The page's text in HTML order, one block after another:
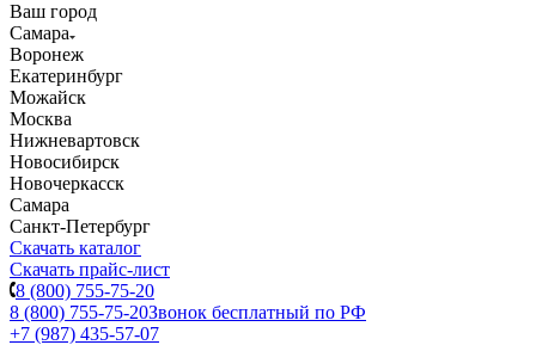
Ваш город
Самара
Воронеж
Екатеринбург
Можайск
Москва
Нижневартовск
Новосибирск
Новочеркасск
Самара
Санкт-Петербург
Скачать каталог
Скачать прайс-лист
8 (800) 755-75-20
8 (800) 755-75-20Звонок бесплатный по РФ
+7 (987) 435-57-07